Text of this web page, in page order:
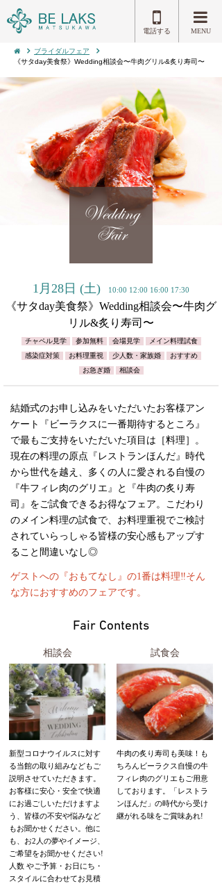
電話する MENU
ブライダルフェア
《サタday美食祭》Wedding相談会〜牛肉グリル&炙り寿司〜
Wedding
Fair
1月28日 (土) 10:00 12:00 16:00 17:30
《サタday美食祭》Wedding相談会〜牛肉グ
リル&炙り寿司〜
チャペル見学 参加無料 会場見学
メイン料理試食
感染症対策
お料理重視 少人数・家族婚
おすすめ
お急ぎ婚
相談会
結婚式のお申し込みをいただいたお客様アン
ケート『ビーラクスに一番期待するところ』
で最もご支持をいただいた項目は［料理］。
現在の料理の原点『レストランほんだ』時代
から世代を越え、多くの人に愛される自慢の
『牛フィレ肉のグリエ』と『牛肉の炙り寿
司』をご試食できるお得なフェア。こだわり
のメイン料理の試食で、お料理重視でご検討
されていらっしゃる皆様の安心感もアップす
ること間違いなし◎
ゲストへの『おもてなし』の1番は料理‼️そん
な方におすすめのフェアです。
Fair Contents
相談会
新型コロナウイルスに対す
る当館の取り組みなどもご
説明させていただきます。
お客様に安心・安全で快適
にお過ごしいただけますよ
う、皆様の不安や悩みなど
もお聞かせください。他に
も、お2人の夢やイメージ、
ご希望をお聞かせください!
人数 やご予算・お日にち・
スタイルに合わせてお見積
試食会
牛肉の炙り寿司も美味！も
ちろんビーラクス自慢の牛
フィレ肉のグリエもご用意
しております。「レストラ
ンほんだ」の時代から受け
継がれる味をご賞味あれ!